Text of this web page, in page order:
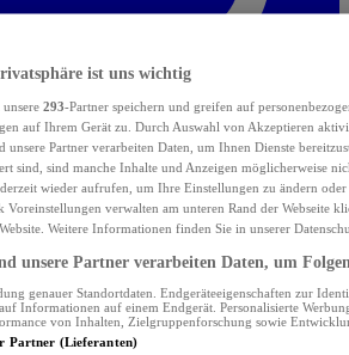
ist uns wichtig
293-Partner speichern und greifen auf
auf Ihrem Gerät zu. Durch Auswahl von Akzeptieren
unsere Partner verarbeiten Daten, um Ihnen Dienste
sind, sind manche Inhalte und Anzeigen möglicherweise
wieder aufrufen, um Ihre Einstellungen zu ändern
Voreinstellungen verwalten am unteren Rand der Webseite
Weitere Informationen finden Sie in unserer
unsere Partner verarbeiten Daten, um
genauer Standortdaten. Endgeräteeigenschaften zur
Informationen auf einem Endgerät. Personalisierte
von Inhalten, Zielgruppenforschung sowie
Partner (Lieferanten)